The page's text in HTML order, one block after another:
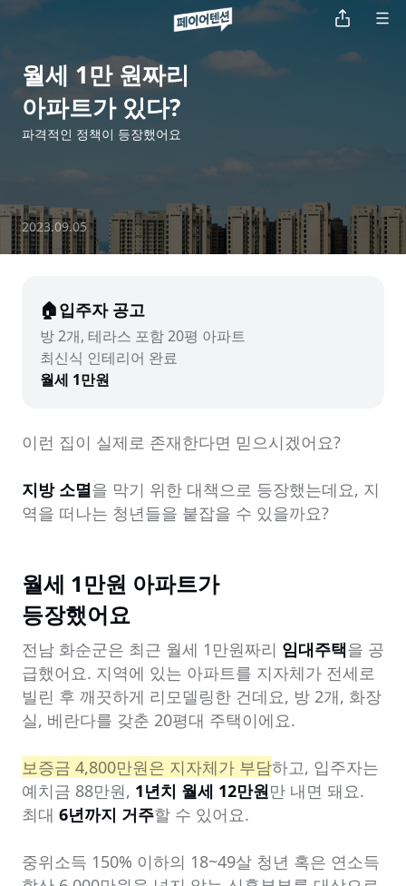
월세 1만 원짜리
아파트가 있다?
파격적인 정책이 등장했어요
2023.09.05
🏠입주자 공고
방 2개, 테라스 포함 20평 아파트
월세 1만원
이런 집이 실제로 존재한다면 믿으시겠어요?
지방 소멸을 막기 위한 대책으로 등장했는데요, 지
역을 떠나는 청년들을 붙잡을 수 있을까요?
월세 1만원 아파트가
등장했어요
전남 화순군은 최근 월세 1만원짜리 임대주택을 공
급했어요. 지역에 있는 아파트를 지자체가 전세로
빌린 후 깨끗하게 리모델링한 건데요, 방 2개, 화장
실, 베란다를 갖춘 20평대 주택이에요.
보증금 4,800만원은 지자체가 부담하고, 입주자는
예치금 88만원, 1년치 월세 12만원만 내면 돼요.
최대 6년까지 거주할 수 있어요.
중위소득 150% 이하의 18~49살 청년 혹은 연소득